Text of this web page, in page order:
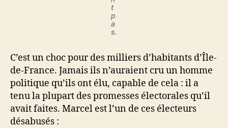
t
p
a
s.
C’est un choc pour des milliers d’habitants d’Île-
de-France. Jamais ils n’auraient cru un homme
politique qu’ils ont élu, capable de cela : il a
tenu la plupart des promesses électorales qu’il
avait faites. Marcel est l’un de ces électeurs
désabusés :